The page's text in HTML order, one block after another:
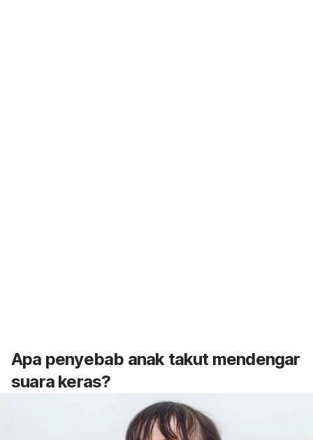
Apa penyebab anak takut mendengar
suara keras?